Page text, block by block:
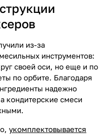
из-за
инструментов:
своей оси, но еще и по
по орбите. Благодаря
надежно
кондитерские смеси
укомплектовывается